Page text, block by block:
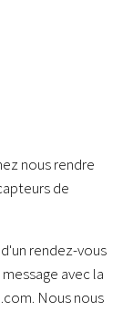
nous rendre
de
rendez-vous
avec la
Nous nous